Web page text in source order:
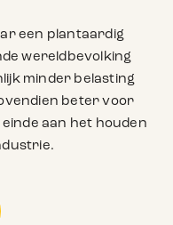
een plantaardig
wereldbevolking
minder belasting
beter voor
aan het houden